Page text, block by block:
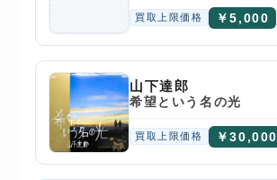
買取上限価格 ￥5,000
山下達郎
希望という名の光
買取上限価格 ￥30,000